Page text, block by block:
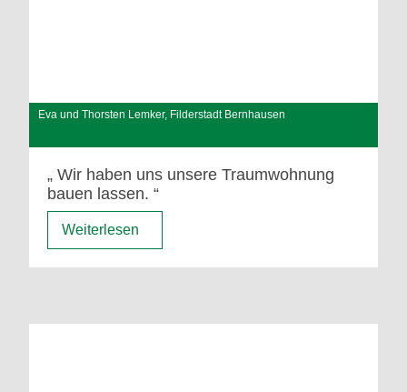
Eva und Thorsten Lemker, Filderstadt Bernhausen
Wir haben uns unsere Traumwohnung
bauen lassen.
Weiterlesen